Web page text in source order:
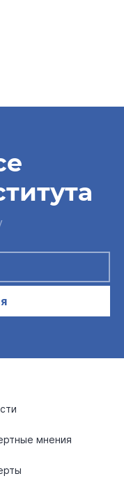
мнения